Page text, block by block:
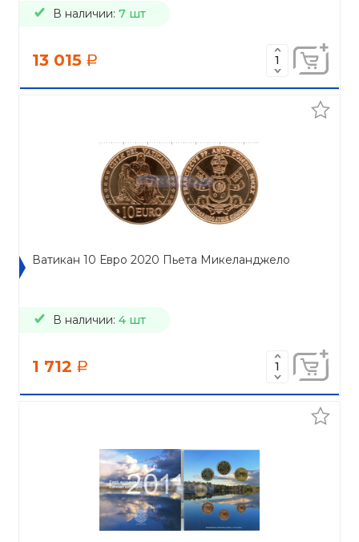
В наличии: 7 шт
13 015 a
Ватикан 10 Евро 2020 Пьета Микеланджело
В наличии: 4 шт
1 712 a